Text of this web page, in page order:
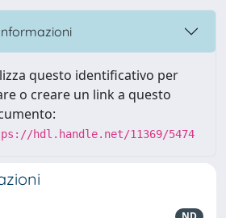
questo identificativo per
o creare un link a questo
hdl.handle.net/11369/5474